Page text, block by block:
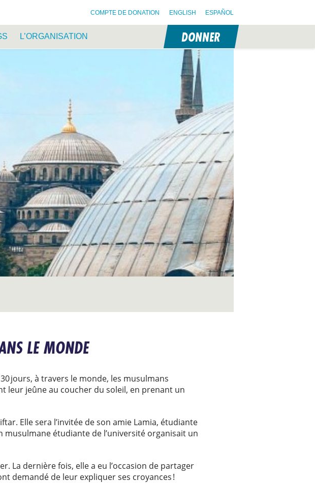
COMPTE DE DONATION ENGLISH ESPAÑOL
L’ORGANISATION DONNER
LE MONDE
jours, à travers le monde, les musulmans
leur jeûne au coucher du soleil, en prenant un
Elle sera l’invitée de son amie Lamia, étudiante
musulmane étudiante de l’université organisait un
La dernière fois, elle a eu l’occasion de partager
demandé de leur expliquer ses croyances !